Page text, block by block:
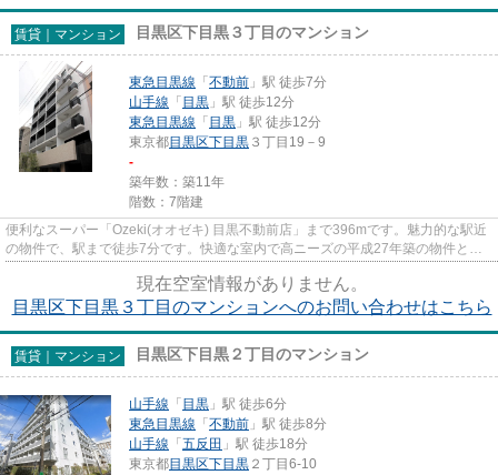
賃貸｜マンション 目黒区下目黒３丁目のマンション
東急目黒線 「 不動前 」駅 徒歩7分
山手線 「 目黒 」駅 徒歩12分
東急目黒線 「 目黒 」駅 徒歩12分
東京都目黒区下目黒 ３丁目19－9
-
築年数：築11年
階数：7階建
便利なスーパー「Ozeki(オオゼキ) 目黒不動前店」まで396mです。魅力的な駅近
の物件で、駅まで徒歩7分です。快適な室内で高ニーズの平成27年築の物件とな
現在空室情報がありません。
目黒区下目黒３丁目のマンションへのお問い合わせはこちら
賃貸｜マンション 目黒区下目黒２丁目のマンション
山手線 「 目黒 」駅 徒歩6分
東急目黒線 「 不動前 」駅 徒歩8分
山手線 「 五反田 」駅 徒歩18分
東京都目黒区下目黒 ２丁目6-10